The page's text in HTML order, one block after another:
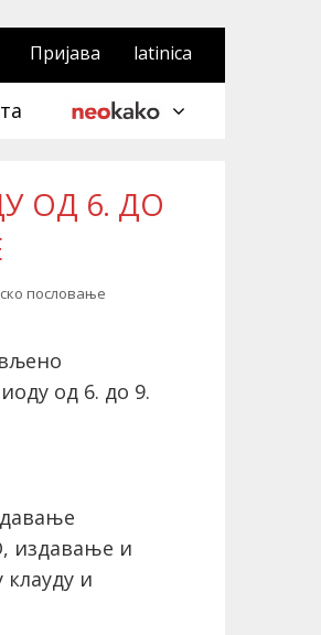
Пријава latinica
ОД 6. ДО
пословање
од 6. до 9.
издавање и
и